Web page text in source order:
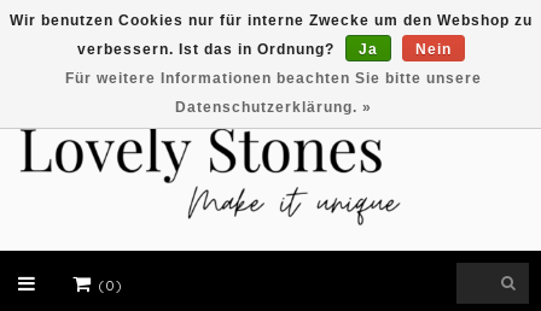
EUR
(0)
Wir benutzen Cookies nur für interne Zwecke um den Webshop zu
verbessern. Ist das in Ordnung?
Ja
Nein
Für weitere Informationen beachten Sie bitte unsere
Datenschutzerklärung. »